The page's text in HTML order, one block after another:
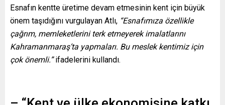
Esnafın kentte üretime devam etmesinin kent için büyük
önem taşıdığını vurgulayan Atlı, “Esnafımıza özellikle
çağrım, memleketlerini terk etmeyerek imalatlarını
Kahramanmaraş’ta yapmaları. Bu meslek kentimiz için
çok önemli.”ifadelerini kullandı.